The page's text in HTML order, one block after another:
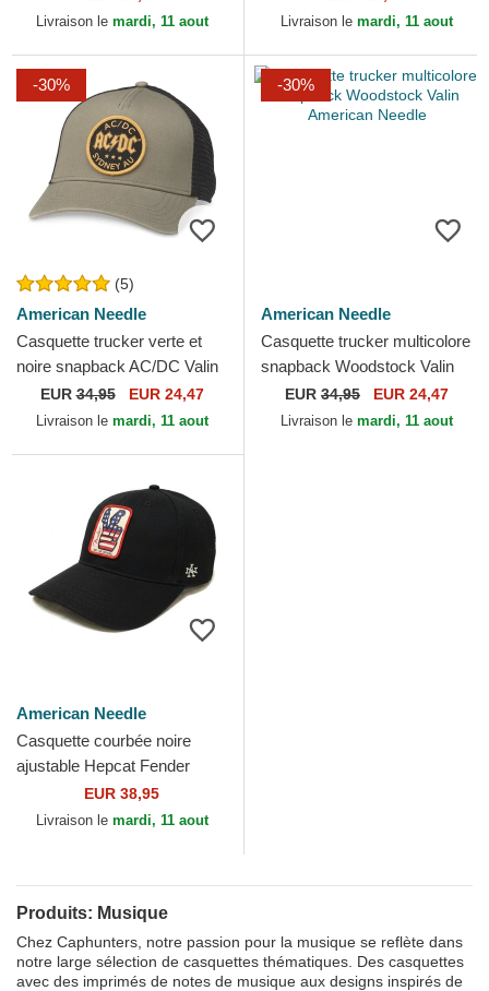
Livraison le mardi, 11 aout Livraison le mardi, 11 aout
-30%
(5)
American Needle
Casquette trucker verte et
noire snapback AC/DC Valin
American Needle
EUR34,95 EUR 24,47
Livraison le mardi, 11 aout
-30%
American Needle
Casquette trucker multicolore
snapback Woodstock Valin
American Needle
EUR 34,95 EUR 24,47
Livraison le mardi, 11 aout
American Needle
Casquette courbée noire
ajustable Hepcat Fender
American Needle
EUR 38,95
Livraison le mardi, 11 aout
Produits: Musique
Chez Caphunters, notre passion pour la musique se reflète dans
notre large sélection de casquettes thématiques. Des casquettes
avec des imprimés de notes de musique aux designs inspirés de